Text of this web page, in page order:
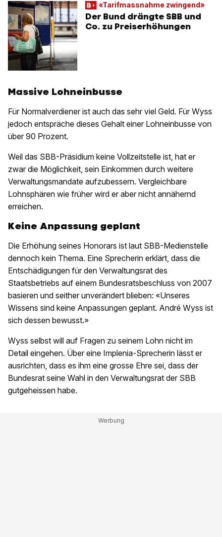
«Tarifmassnahme zwingend»
Der Bund drängte SBB und
Co. zu Preiserhöhungen
Massive Lohneinbusse
Für Normalverdiener ist auch das sehr viel Geld. Für Wyss
jedoch entspräche dieses Gehalt einer Lohneinbusse von
über 90 Prozent.
Weil das SBB-Präsidium keine Vollzeitstelle ist, hat er
zwar die Möglichkeit, sein Einkommen durch weitere
Verwaltungsmandate aufzubessern. Vergleichbare
Lohnsphären wie früher wird er aber nicht annähernd
erreichen.
Keine Anpassung geplant
Die Erhöhung seines Honorars ist laut SBB-Medienstelle
dennoch kein Thema. Eine Sprecherin erklärt, dass die
Entschädigungen für den Verwaltungsrat des
Staatsbetriebs auf einem Bundesratsbeschluss von 2007
basieren und seither unverändert blieben: «Unseres
Wissens sind keine Anpassungen geplant. André Wyss ist
sich dessen bewusst.»
Wyss selbst will auf Fragen zu seinem Lohn nicht im
Detail eingehen. Über eine Implenia-Sprecherin lässt er
ausrichten, dass es ihm eine grosse Ehre sei, dass der
Bundesrat seine Wahl in den Verwaltungsrat der SBB
gutgeheissen habe.